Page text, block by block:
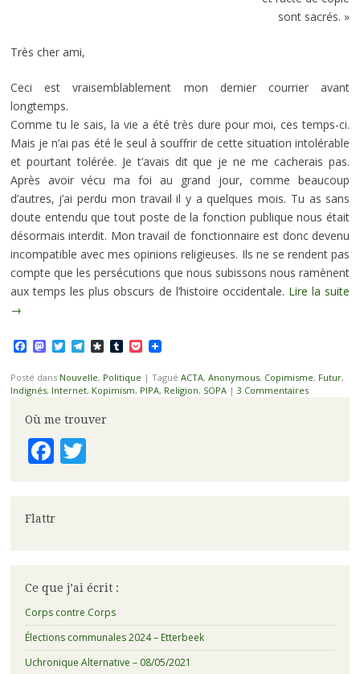
sont sacrés. »
Très cher ami,
Ceci est vraisemblablement mon dernier courrier avant
longtemps.
Comme tu le sais, la vie a été très dure pour moi, ces temps-ci.
Mais je n’ai pas été le seul à souffrir de cette situation intolérable
et pourtant tolérée. Je t’avais dit que je ne me cacherais pas.
Après avoir vécu ma foi au grand jour, comme beaucoup
d’autres, j’ai perdu mon travail il y a quelques mois. Tu as sans
doute entendu que tout poste de la fonction publique nous était
désormais interdit. Mon travail de fonctionnaire est donc devenu
incompatible avec mes opinions religieuses. Ils ne se rendent pas
compte que les persécutions que nous subissons nous ramènent
aux temps les plus obscurs de l’histoire occidentale. Lire la suite
→
Facebook
Mastodon
TwitterTelegram
Diaspora
Tumblr
Pocket
Posté dans Nouvelle, Politique | Tagué ACTA, Anonymous, Copimisme, Futur,
Indignés, Internet, Kopimism, PIPA, Religion, SOPA | 3 Commentaires
Où me trouver
Facebook
Twitter
Flattr
Ce que j’ai écrit :
Corps contre Corps
Élections communales 2024 – Etterbeek
Uchronique Alternative – 08/05/2021